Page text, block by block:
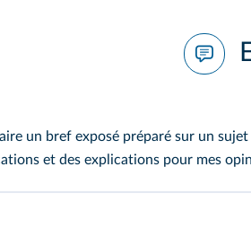
un bref exposé préparé sur un
et des explications pour mes